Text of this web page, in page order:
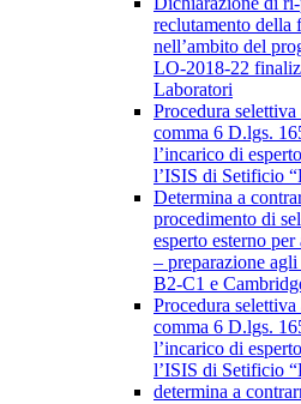
reclutamento della
nell’ambito del
LO-2018-22
Laboratori
Procedura selettiva
comma 6 D.lgs.
l’incarico di
l’ISIS di Setificio
Determina a
procedimento di
esperto esterno
– preparazione
B2-C1 e
Procedura selettiva
comma 6 D.lgs.
l’incarico di
l’ISIS di Setificio
determina a